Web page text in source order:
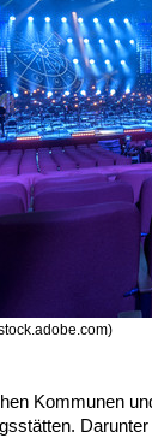
Kommunen